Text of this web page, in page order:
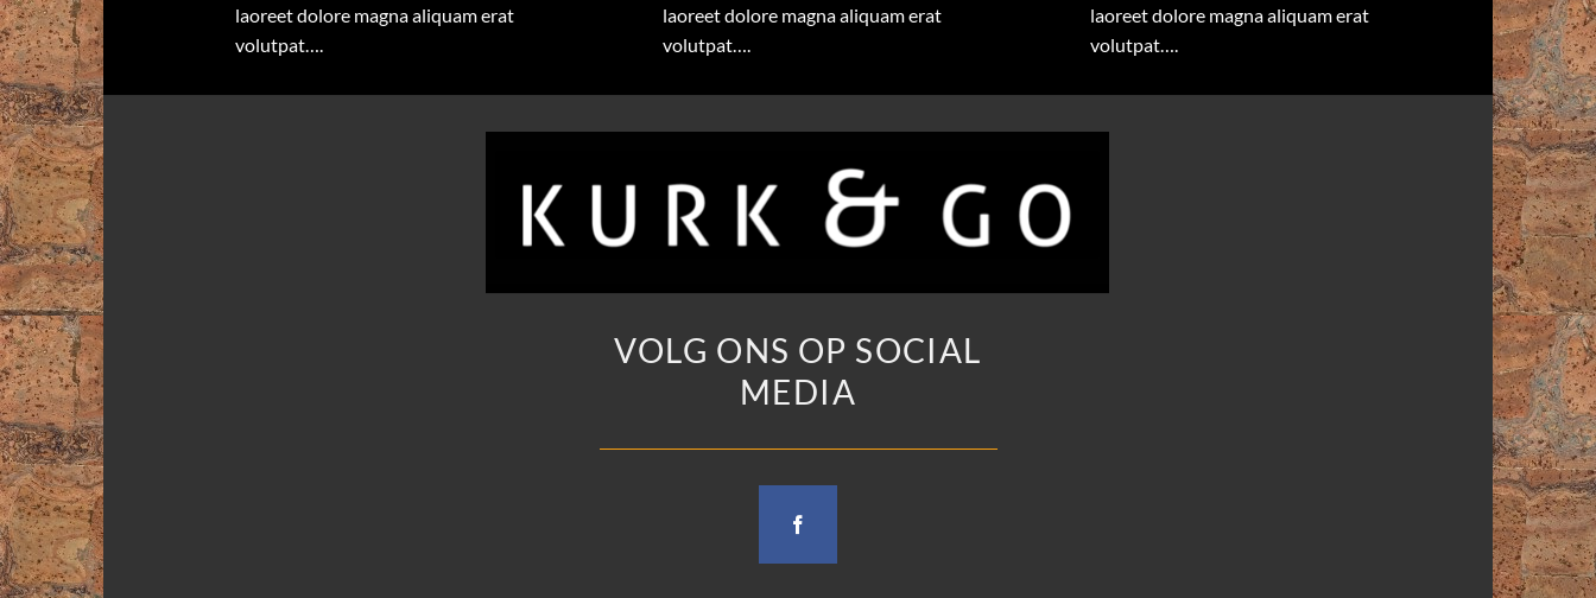
laoreet dolore magna aliquam erat
volutpat….
laoreet dolore magna aliquam erat
volutpat….
laoreet dolore magna aliquam erat
volutpat….
VOLG ONS OP SOCIAL
MEDIA